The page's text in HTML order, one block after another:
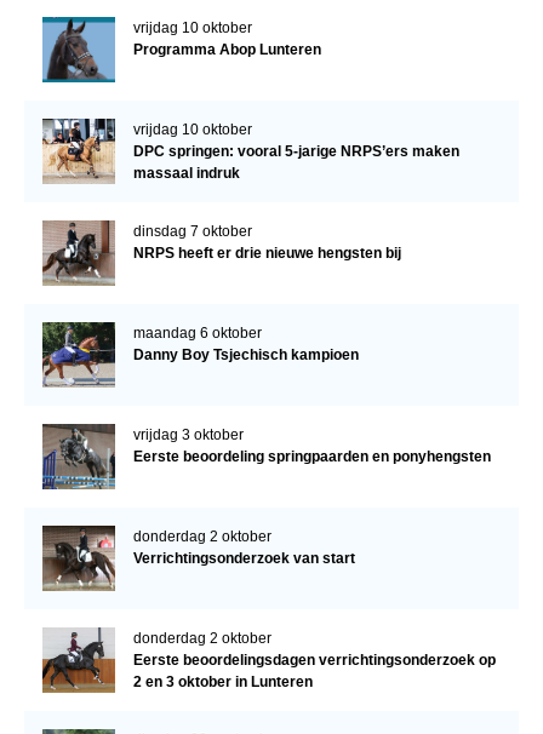
vrijdag 10 oktober
Programma Abop Lunteren
vrijdag 10 oktober
DPC springen: vooral 5-jarige NRPS’ers maken
massaal indruk
dinsdag 7 oktober
NRPS heeft er drie nieuwe hengsten bij
maandag 6 oktober
Danny Boy Tsjechisch kampioen
vrijdag 3 oktober
Eerste beoordeling springpaarden en ponyhengsten
donderdag 2 oktober
Verrichtingsonderzoek van start
donderdag 2 oktober
Eerste beoordelingsdagen verrichtingsonderzoek op
2 en 3 oktober in Lunteren